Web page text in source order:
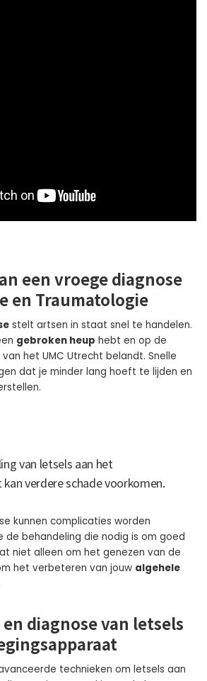
een vroege diagnose
en Traumatologie
stelt artsen in staat snel te handelen.
gebroken heup hebt en op de
van het UMC Utrecht belandt. Snelle
dat je minder lang hoeft te lijden en
van letsels aan het
kanverdere schade voorkomen.
kunnen complicaties worden
de behandeling die nodig is om goed
niet alleen om het genezen van de
het verbeteren van jouw algehele
diagnose van letsels
technieken om letsels aan